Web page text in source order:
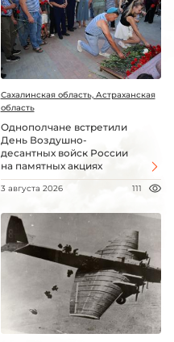
Сахалинская область, Астраханская
область
Однополчане встретили
День Воздушно-
десантных войск России
на памятных акциях
3 августа 2026 111